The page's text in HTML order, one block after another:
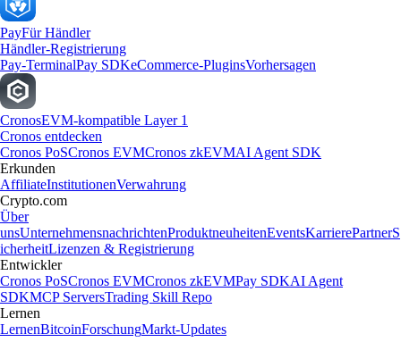
PayFür Händler
Händler-Registrierung
Pay-TerminalPay SDKeCommerce-PluginsVorhersagen
CronosEVM-kompatible Layer 1
Cronos entdecken
Cronos PoSCronos EVMCronos zkEVMAI Agent SDK
Erkunden
AffiliateInstitutionenVerwahrung
Crypto.com
Über
unsUnternehmensnachrichtenProduktneuheitenEventsKarrierePartnerS
icherheitLizenzen & Registrierung
Entwickler
Cronos PoSCronos EVMCronos zkEVMPay SDKAI Agent
SDKMCP ServersTrading Skill Repo
Lernen
LernenBitcoinForschungMarkt-Updates